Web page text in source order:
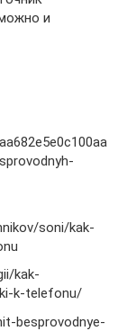
и
soni/kak-
kak-
k-telefonu/
besprovodnye-